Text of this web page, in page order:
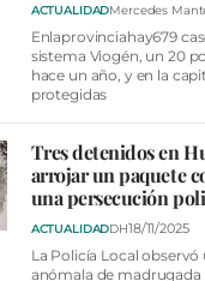
ACTUALIDADMercedes
Enlaprovinciahay679
sistema Viogén, un 20
hace un año, y en la
protegidas
Tres detenidos en
arrojar un paquete
una persecución
ACTUALIDADDH18/11/2025
La Policía Local
anómala de madrugada